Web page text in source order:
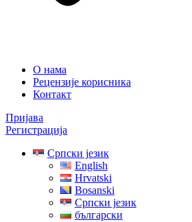
О нама
Рецензије корисника
Контакт
Пријава
Регистрација
Српски језик
English
Hrvatski
Bosanski
Српски језик
български